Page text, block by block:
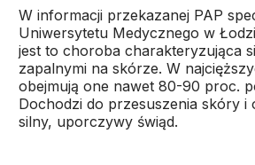
W informacji przekazanej PAP
Uniwersytetu Medycznego w
jest to choroba charakteryzująca
zapalnymi na skórze. W
obejmują one nawet 80-90 proc.
Dochodzi do przesuszenia skóry i
silny, uporczywy świąd.